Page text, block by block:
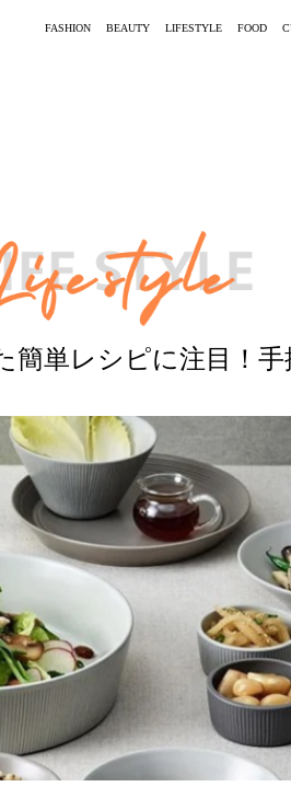
FASHION BEAUTY LIFESTYLE FOOD
簡単レシピに注目！